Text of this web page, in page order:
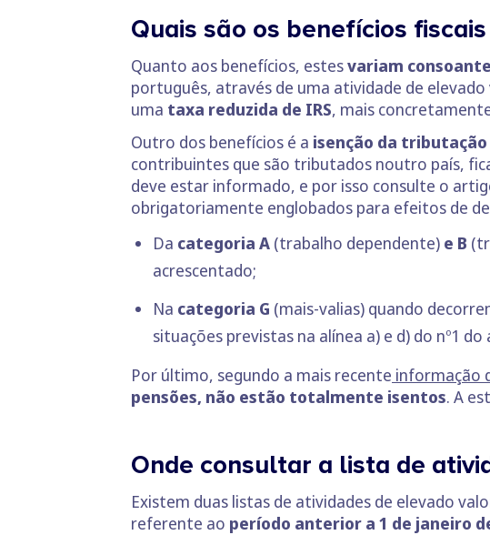
Quais são os benefícios
Quanto aos benefícios, estesvariam
português, através de uma atividade de
uma taxa reduzida de IRS, mais
Outro dos benefícios é a isenção da
contribuintes que são tributados noutro país,
deve estar informado, e por isso consulte o
obrigatoriamente englobados para efeitos de
Da categoria A (trabalho dependente) e B
acrescentado;
Na categoria G (mais-valias) quando
situações previstas na alínea a) e d) do nº1 do
Por último, segundo a mais recente informação
pensões, não estão totalmente isentos. A
Onde consultar a lista de
Existem duas listas de atividades de elevado
referente ao período anterior a 1 de janeiro